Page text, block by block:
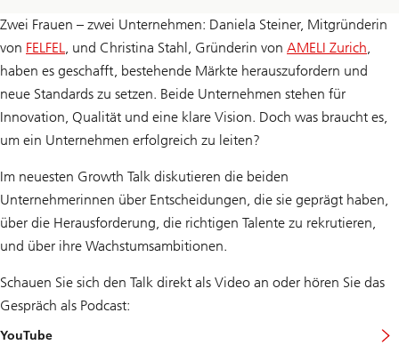
Zwei Frauen – zwei Unternehmen: Daniela Steiner, Mitgründerin
von FELFEL, und Christina Stahl, Gründerin von AMELI Zurich,
haben es geschafft, bestehende Märkte herauszufordern und
neue Standards zu setzen. Beide Unternehmen stehen für
Innovation, Qualität und eine klare Vision. Doch was braucht es,
um ein Unternehmen erfolgreich zu leiten?
Im neuesten Growth Talk diskutieren die beiden
Unternehmerinnen über Entscheidungen, die sie geprägt haben,
über die Herausforderung, die richtigen Talente zu rekrutieren,
und über ihre Wachstumsambitionen.
Schauen Sie sich den Talk direkt als Video an oder hören Sie das
Gespräch als Podcast:
YouTube